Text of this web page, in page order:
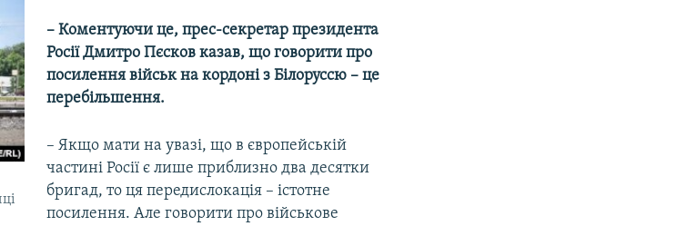
– Коментуючи це, прес-секретар президента
Росії Дмитро Пєсков казав, що говорити про
посилення військ на кордоні з Білоруссю – це
перебільшення.
– Якщо мати на увазі, що в європейській
частині Росії є лише приблизно два десятки
бригад, то ця передислокація – істотне
посилення. Але говорити про військове